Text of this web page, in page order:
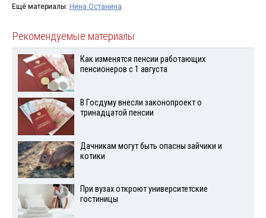
Ещё материалы: Нина Останина
Рекомендуемые материалы
Как изменятся пенсии работающих
пенсионеров с 1 августа
В Госдуму внесли законопроект о
тринадцатой пенсии
Дачникам могут быть опасны зайчики и
котики
При вузах откроют университетские
гостиницы